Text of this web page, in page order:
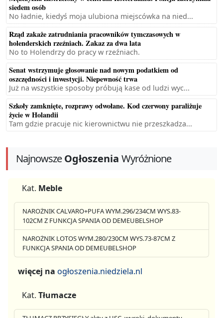
siedem osób
No ładnie, kiedyś moja ulubiona miejscówka na nied...
Rząd zakaże zatrudniania pracowników tymczasowych w
holenderskich rzeźniach. Zakaz za dwa lata
No to Holendrzy do pracy w rzeźniach.
Senat wstrzymuje głosowanie nad nowym podatkiem od
oszczędności i inwestycji. Niepewność trwa
Już na wszystkie sposoby próbują kase od ludzi wyc...
Szkoły zamknięte, rozprawy odwołane. Kod czerwony paraliżuje
życie w Holandii
Tam gdzie pracuje nic kierownictwu nie przeszkadza...
NajnowszeOgłoszenia Wyróżnione
Kat. Meble
NAROŻNIK CALVARO+PUFA WYM.296/234CM WYS.83-
102CM Z FUNKCJA SPANIA OD DEMEUBELSHOP
NAROŻNIK LOTOS WYM.280/230CM WYS.73-87CM Z
FUNKCJA SPANIA OD DEMEUBELSHOP
więcej na ogłoszenia.niedziela.nl
Kat. Tłumacze